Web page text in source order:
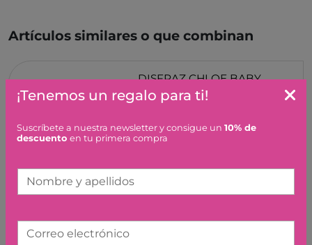
Artículos similares o que combinan
DISFRAZ CHLOE BABY
SOUZA FOR KIDS
¡Tenemos un regalo para ti!
Suscríbete a nuestra newsletter y consigue un 10% de
descuento en tu primera compra
Nombre y apellidos
Correo electrónico